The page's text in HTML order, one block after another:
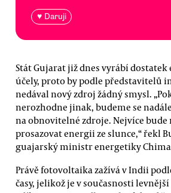
♥ Daruji
Stát Gujarat již dnes vyrábí dostatek
účely, proto by podle představitelů
nedával nový zdroj žádný smysl.
nerozhodne jinak, budeme se
na obnovitelné zdroje. Nejvíce bude
prosazovat energii ze slunce,“ řekl
guajarský ministr energetiky
Právě fotovoltaika zažívá v Indii
časy, jelikož je v současnosti